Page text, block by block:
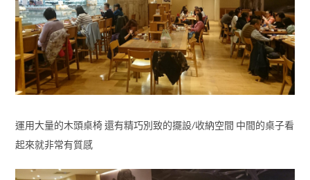
運用大量的木頭桌椅 還有精巧別致的擺設/收納空間 中間的桌子看
起來就非常有質感